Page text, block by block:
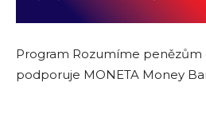
Program Rozumíme penězům
podporuje MONETA Money